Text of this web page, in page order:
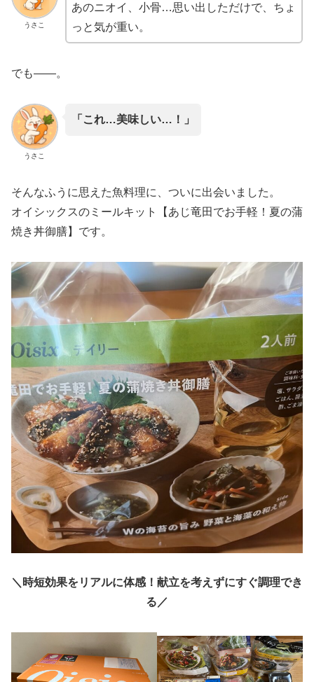
うさこ
あのニオイ、小骨…思い出しただけで、ちょ
っと気が重い。
でも——。
うさこ
「これ…美味しい…！」
そんなふうに思えた魚料理に、ついに出会いました。
オイシックスのミールキット【あじ竜田でお手軽！夏の蒲
焼き丼御膳】です。
＼時短効果をリアルに体感！献立を考えずにすぐ調理でき
る／